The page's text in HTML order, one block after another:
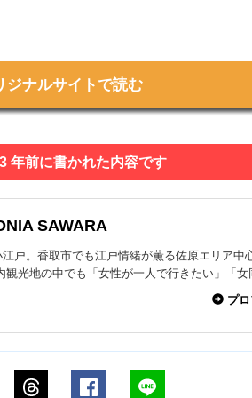
ジナルサイトで読む
年前に書かれた内容です
SAWARA
戸。香取市でも江戸情緒が薫る佐原エリア中
観光地の中でも「女性が一人で行きたい」「女
プロ